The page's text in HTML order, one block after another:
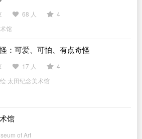
68 人
4
馆
：可爱、可怕、有点奇怪
17 人
4
·太田纪念美术馆
馆
of Art